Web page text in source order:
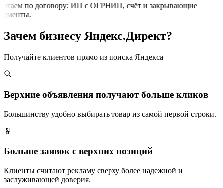
по договору: ИП с ОГРНИП, счёт и закрывающие
Зачем бизнесу Яндекс.Директ?
Получайте клиентов прямо из поиска Яндекса
Верхние объявления получают больше кликов
Большинству удобно выбирать товар из самой первой строки.
Больше заявок с верхних позиций
Клиенты считают рекламу сверху более надежной и
заслуживающей доверия.